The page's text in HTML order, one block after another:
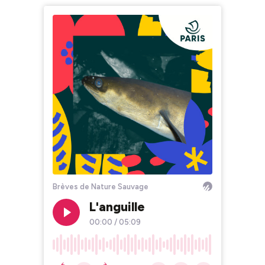
Brèves de Nature Sauvage
L'anguille
00:00 / 05:09